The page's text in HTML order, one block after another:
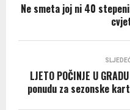
Ne smeta joj ni 40
LJETO POČINJE U
ponudu za sezonske